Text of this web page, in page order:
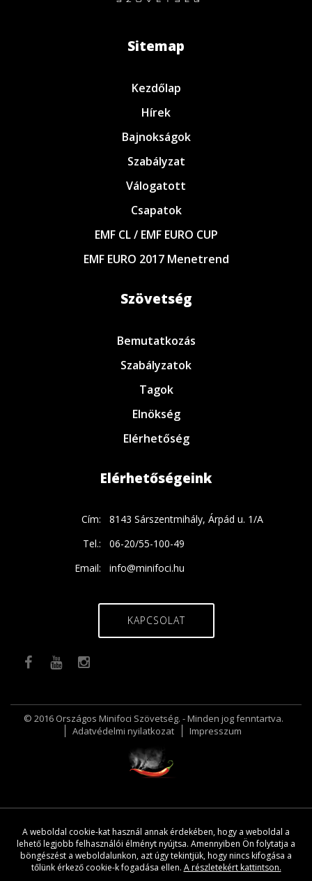
Sitemap
Kezdőlap
Hírek
Bajnokságok
Szabályzat
Válogatott
Csapatok
EMF CL / EMF EURO CUP
EMF EURO 2017 Menetrend
Szövetség
Bemutatkozás
Szabályzatok
Tagok
Elnökség
Elérhetőség
Elérhetőségeink
Cím:
8143 Sárszentmihály, Árpád u. 1/A
Tel.:
06-20/55-100-49
Email:
info@minifoci.hu
KAPCSOLAT
© 2016 Országos Minifoci Szövetség. - Minden jog fenntartva.
Adatvédelmi nyilatkozat
Impresszum
A weboldal cookie-kat használ annak érdekében, hogy a weboldal a
lehető legjobb felhasználói élményt nyújtsa. Amennyiben Ön folytatja a
böngészést a weboldalunkon, azt úgy tekintjük, hogy nincs kifogása a
tőlünk érkező cookie-k fogadása ellen. A részletekért kattintson.